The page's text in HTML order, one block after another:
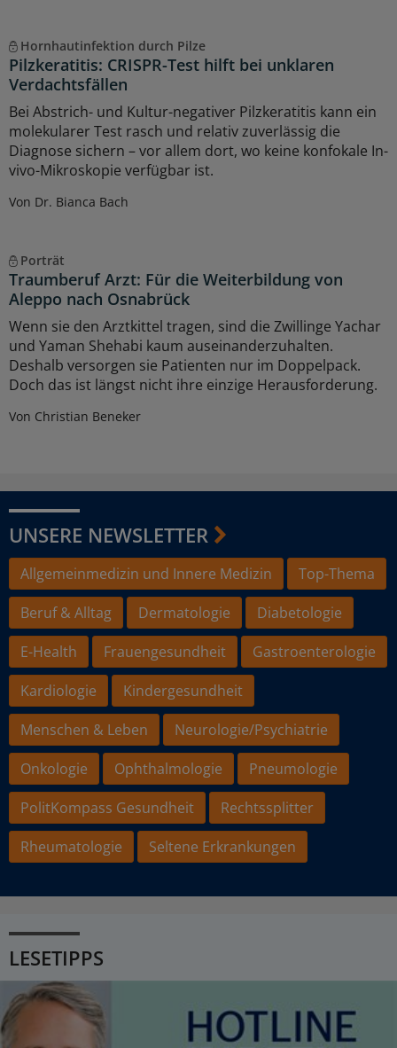
Hornhautinfektion durch Pilze
Pilzkeratitis: CRISPR-Test hilft bei unklaren
Verdachtsfällen
Bei Abstrich- und Kultur-negativer Pilzkeratitis kann ein
molekularer Test rasch und relativ zuverlässig die
Diagnose sichern – vor allem dort, wo keine konfokale In-
vivo-Mikroskopie verfügbar ist.
Von Dr. Bianca Bach
Porträt
Traumberuf Arzt: Für die Weiterbildung von
Aleppo nach Osnabrück
Wenn sie den Arztkittel tragen, sind die Zwillinge Yachar
und Yaman Shehabi kaum auseinanderzuhalten.
Deshalb versorgen sie Patienten nur im Doppelpack.
Doch das ist längst nicht ihre einzige Herausforderung.
Von Christian Beneker
UNSERE NEWSLETTER
Allgemeinmedizin und Innere Medizin
Top-Thema
Beruf & Alltag
Dermatologie
Diabetologie
E-Health
Frauengesundheit
Gastroenterologie
Kardiologie
Kindergesundheit
Menschen & Leben
Neurologie/Psychiatrie
Onkologie
Ophthalmologie
Pneumologie
PolitKompass Gesundheit
Rechtssplitter
Rheumatologie
Seltene Erkrankungen
LESETIPPS